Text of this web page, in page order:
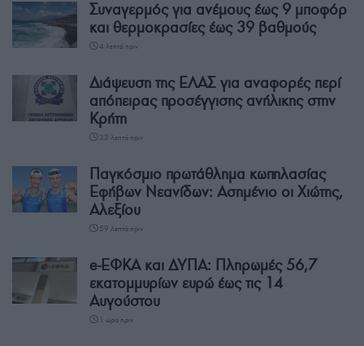
Συναγερμός για ανέμους έως 9 μποφόρ
και θερμοκρασίες έως 39 βαθμούς
4 λεπτά πριν
Διάψευση της ΕΛΑΣ για αναφορές περί
απόπειρας προσέγγισης ανήλικης στην
Κρήτη
33 λεπτά πριν
Παγκόσμιο πρωτάθλημα κωπηλασίας
Εφήβων Νεανίδων: Ασημένιο οι Χιώτης,
Αλεξίου
59 λεπτά πριν
e-ΕΦΚΑ και ΔΥΠΑ: Πληρωμές 56,7
εκατομμυρίων ευρώ έως τις 14
Αυγούστου
1 ώρα πριν